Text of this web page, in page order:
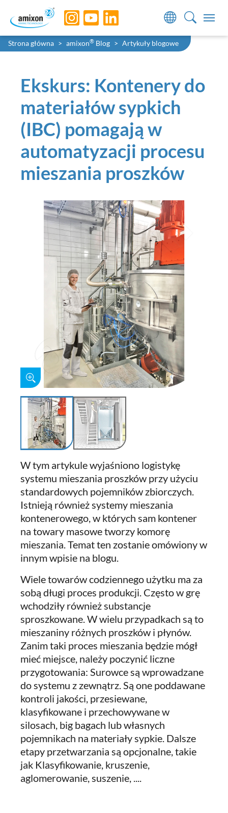
Skip to main navigation
Skip to main content
Skip to page footer
You are here:
Strona główna amixon® Blog Artykuły blogowe
Ekskurs: Kontenery do
materiałów sypkich
(IBC) pomagają w
automatyzacji procesu
mieszania proszków
W tym artykule wyjaśniono logistykę
systemu mieszania proszków przy użyciu
standardowych pojemników zbiorczych.
Istnieją również systemy mieszania
kontenerowego, w których sam kontener
na towary masowe tworzy komorę
mieszania. Temat ten zostanie omówiony w
innym wpisie na blogu.
Wiele towarów codziennego użytku ma za
sobą długi proces produkcji. Często w grę
wchodziły również substancje
sproszkowane. W wielu przypadkach są to
mieszaniny różnych proszków i płynów.
Zanim taki proces mieszania będzie mógł
mieć miejsce, należy poczynić liczne
przygotowania: Surowce są wprowadzane
do systemu z zewnątrz. Są one poddawane
kontroli jakości, przesiewane,
klasyfikowane i przechowywane w
silosach, big bagach lub własnych
pojemnikach na materiały sypkie. Dalsze
etapy przetwarzania są opcjonalne, takie
jak Klasyfikowanie, kruszenie,
aglomerowanie, suszenie, ....